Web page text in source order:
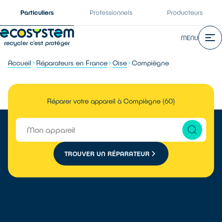
Particuliers Professionnels Producteurs
MENU
Accueil Réparateurs en France Oise Compiègne
Réparer votre appareil à Compiègne (60)
TROUVER UN RÉPARATEUR